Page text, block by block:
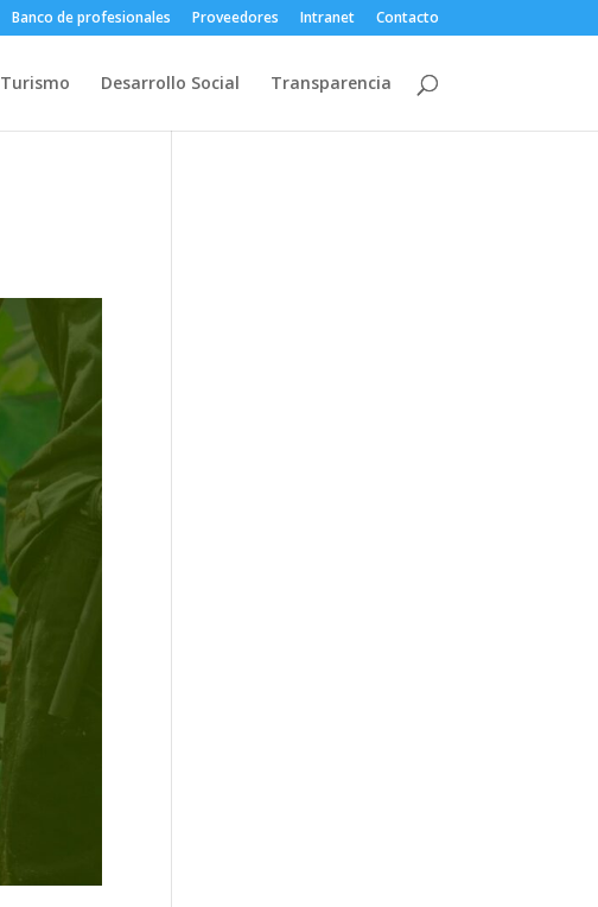
Banco de profesionales Proveedores Intranet Contacto
Turismo Desarrollo Social Transparencia